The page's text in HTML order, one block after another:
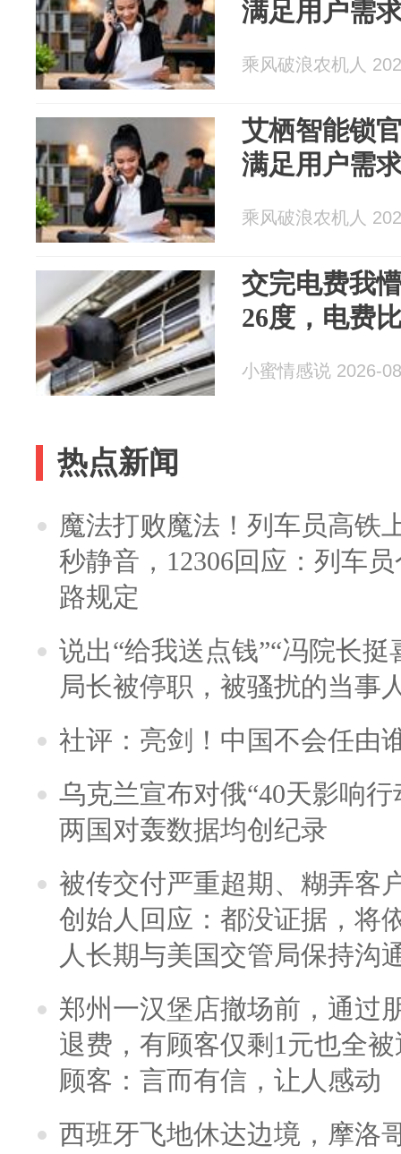
满足用户需
乘风破浪农机人
艾栖智能锁
满足用户需
乘风破浪农机人
交完电费我
26度，电费
小蜜情感说 2026-
热点新闻
魔法打败魔法！列车员高铁
秒静音，12306回应：列车
路规定
说出“给我送点钱”“冯院长
局长被停职，被骚扰的当事
社评：亮剑！中国不会任由
乌克兰宣布对俄“40天影响
两国对轰数据均创纪录
被传交付严重超期、糊弄客
创始人回应：都没证据，将
人长期与美国交管局保持沟
郑州一汉堡店撤场前，通过
退费，有顾客仅剩1元也全
顾客：言而有信，让人感动
西班牙飞地休达边境，摩洛